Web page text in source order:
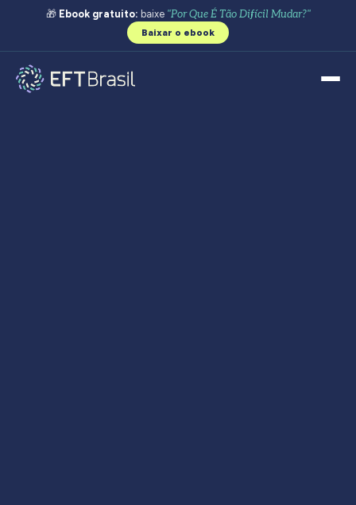
🎁 Ebook gratuito: baixe "Por Que É Tão Difícil Mudar?"
Baixar o ebook